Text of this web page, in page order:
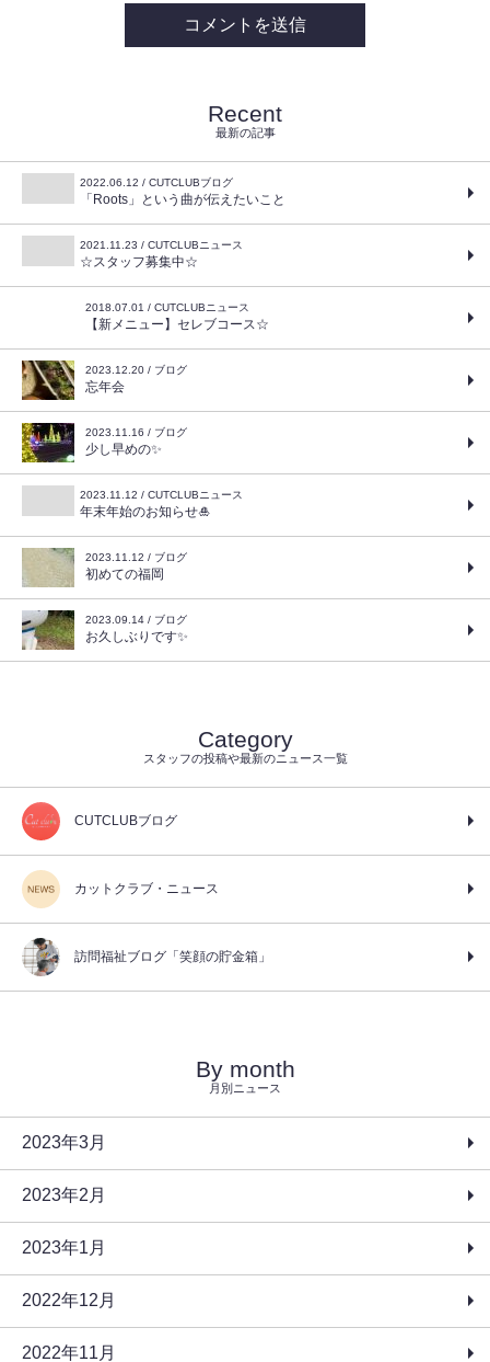
Recent
最新の記事
2022.06.12 / CUTCLUBブログ
「Roots」という曲が伝えたいこと
2021.11.23 / CUTCLUBニュース
☆スタッフ募集中☆
2018.07.01 / CUTCLUBニュース
【新メニュー】セレブコース☆
2023.12.20 / ブログ
忘年会
2023.11.16 / ブログ
少し早めの✨
2023.11.12 / CUTCLUBニュース
年末年始のお知らせ🎍
2023.11.12 / ブログ
初めての福岡
2023.09.14 / ブログ
お久しぶりです✨
Category
スタッフの投稿や最新のニュース一覧
CUTCLUBブログ
カットクラブ・ニュース
訪問福祉ブログ「笑顔の貯金箱」
By month
月別ニュース
2023年3月
2023年2月
2023年1月
2022年12月
2022年11月